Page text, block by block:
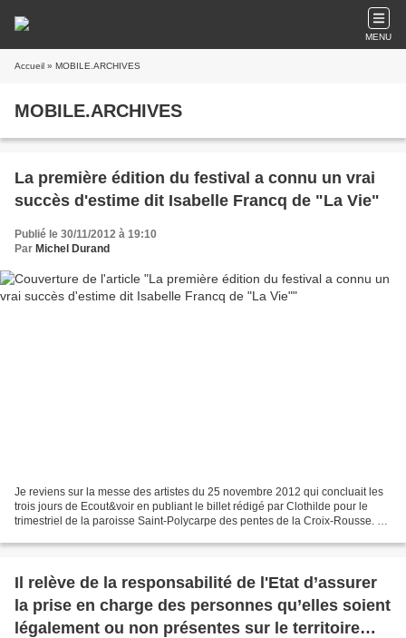
MENU
Accueil » MOBILE.ARCHIVES
MOBILE.ARCHIVES
La première édition du festival a connu un vrai
succès d'estime dit Isabelle Francq de "La Vie"
Publié le 30/11/2012 à 19:10
Par Michel Durand
Je reviens sur la messe des artistes du 25 novembre 2012 qui concluait les
trois jours de Ecout&voir en publiant le billet rédigé par Clothilde pour le
trimestriel de la paroisse Saint-Polycarpe des pentes de la Croix-Rousse. Et
Il relève de la responsabilité de l'Etat d’assurer
la prise en charge des personnes qu’elles soient
légalement ou non présentes sur le territoire